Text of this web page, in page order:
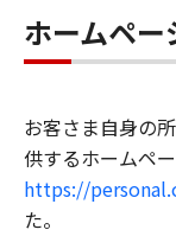
ホームペ
お客さま自身の
供するホームペ
https://
た。